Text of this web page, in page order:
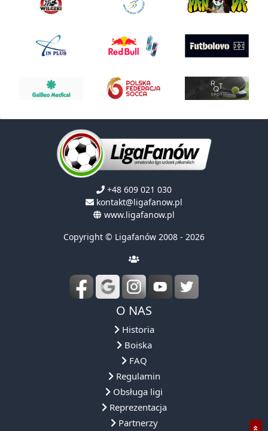
+48 609 021 030
kontakt@ligafanow.pl
www.ligafanow.pl
Copyright © Ligafanów 2008 - 2026
O NAS
Historia
Boiska
FAQ
Regulamin
Obsługa ligi
Reprezentacja
Partnerzy